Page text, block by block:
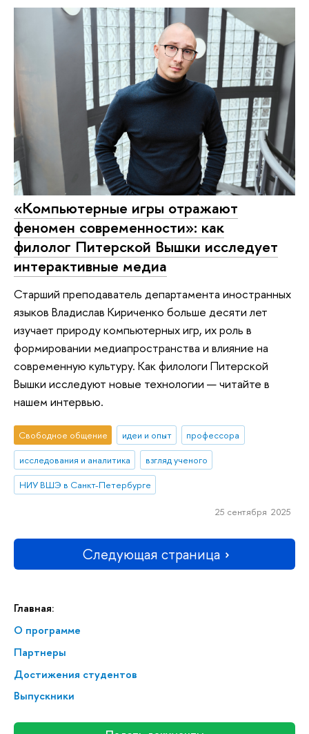
Главная:
О программе
Партнеры
Достижения студентов
Выпускники
«Компьютерные игры отражают
феномен современности»: как
филолог Питерской Вышки исследует
интерактивные медиа
Старший преподаватель департамента иностранных
языков Владислав Кириченко больше десяти лет
изучает природу компьютерных игр, их роль в
формировании медиапространства и влияние на
современную культуру. Как филологи Питерской
Вышки исследуют новые технологии — читайте в
нашем интервью.
Свободное общение идеи и опыт
профессора
исследования и аналитика
взгляд ученого
НИУ ВШЭ в Санкт-Петербурге
25 сентября 2025
Следующая страница